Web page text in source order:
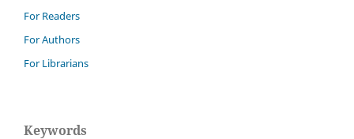
For Readers
For Authors
For Librarians
Keywords